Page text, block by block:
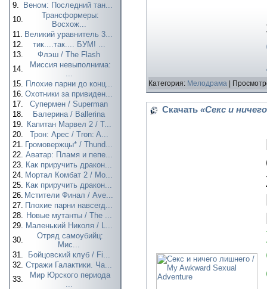
9.
Веном: Последний тан...
10.
Трансформеры:
Восхож...
11. Великий уравнитель 3...
12.
тик....так.... БУМ! ...
13.
Флэш / The Flash
14.
Миссия невыполнима:
...
15. Плохие парни до конц...
16. Охотники за привиден...
17.
Супермен / Superman
18.
Балерина / Ballerina
19. Капитан Марвел 2 / T...
20.
Трон: Арес / Tron: A...
21. Громовержцы* / Thund...
22. Аватар: Пламя и пепе...
23. Как приручить дракон...
24. Мортал Комбат 2 / Mo...
25. Как приручить дракон...
26. Мстители Финал / Ave...
27. Плохие парни навсегд...
28. Новые мутанты / The ...
29. Маленький Николя / L...
30.
Отряд самоубийц:
Мис...
31.
Бойцовский клуб / Fi...
32. Стражи Галактики. Ча...
33.
Мир Юрского периода
...
Категория: Мелодрама |
Скачать «Секс и